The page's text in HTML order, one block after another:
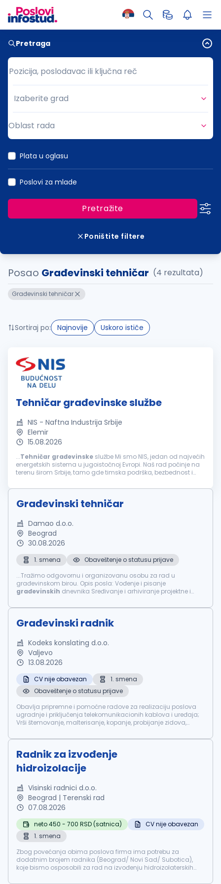
Pretraga
Pozicija, poslodavac ili ključna reč
Pozicija, poslodavac ili ključna reč
Grad
Izaberite grad
Oblast rada
Plata u oglasu
Poslovi za mlade
Pretražite
Poništite filtere
Posao Građevinski tehničar (4 rezultata)
Građevinski tehničar
Sortiraj po: Najnovije Uskoro ističe
Tehničar građevinske službe
NIS - Naftna Industrija Srbije
Elemir
15.08.2026
...Tehničar građevinske službe Mi smo NIS, jedan od najvećih
energetskih sistema u jugoistočnoj Evropi. Naš rad počinje na
terenu širom Srbije, tamo gde timska podrška, bezbednost i
Građevinski tehničar
Damao d.o.o.
Beograd
30.08.2026
1. smena
Obaveštenje o statusu prijave
...Tražimo odgovornu i organizovanu osobu za rad u
građevinskom birou. Opis posla: Vođenje i pisanje
građevinskih dnevnika Sređivanje i arhiviranje projektne i
obradi dokumentacije...
Građevinski radnik
Kodeks konslating d.o.o.
Valjevo
13.08.2026
CV nije obavezan
1. smena
Obaveštenje o statusu prijave
Obavlja pripremne i pomoćne radove za realizaciju poslova
ugradnje i priključenja telekomunikacionih kablova i uređaja;
Vrši štemovanje, malterisanje, kopanje, probijanje zidova,
Radnik za izvođenje
hidroizolacije
Visinski radnici d.o.o.
Beograd | Terenski rad
07.08.2026
neto 450 - 700 RSD (satnica)
CV nije obavezan
1. smena
Zbog povećanja obima poslova firma ima potrebu za
dodatnim brojem radnika (Beograd/ Novi Sad/ Subotica),
koje bismo osposobili za rad na izvođenju hidroizolaterskih